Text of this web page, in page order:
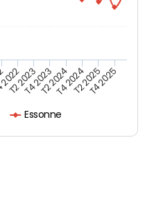
Essonne
T2 2023T4 2023T2 2024T4 2024T2 2025T4 2025